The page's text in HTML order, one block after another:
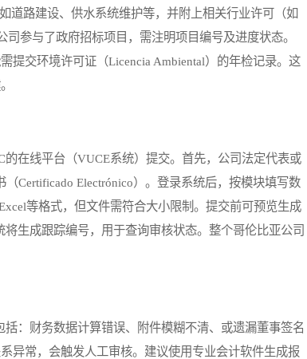
路建设、供水系统维护等，并附上相关行业许可（如
参与了政府招标项目，需注明项目编号及进度状态。
提交环境许可证（Licencia Ambiental）的年检记录。这
在线平台（VUCE系统）提交。首先，公司法定代表或
Certificado Electrónico）。登录系统后，按模块填写数
等格式，但文件需符合大小限制。提交前可预览生成
生成跟踪编号，用于查询审核状态。整个哥伦比亚公司
：财务数据计算错误、附件模糊不清、或遗漏董事签名
异常，会触发人工审核。建议使用专业会计软件生成报